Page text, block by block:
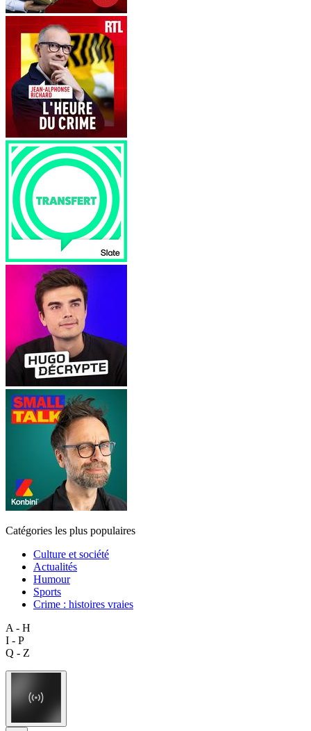
Catégories les plus populaires
Culture et société
Actualités
Humour
Sports
Crime : histoires vraies
A - H
I - P
Q - Z